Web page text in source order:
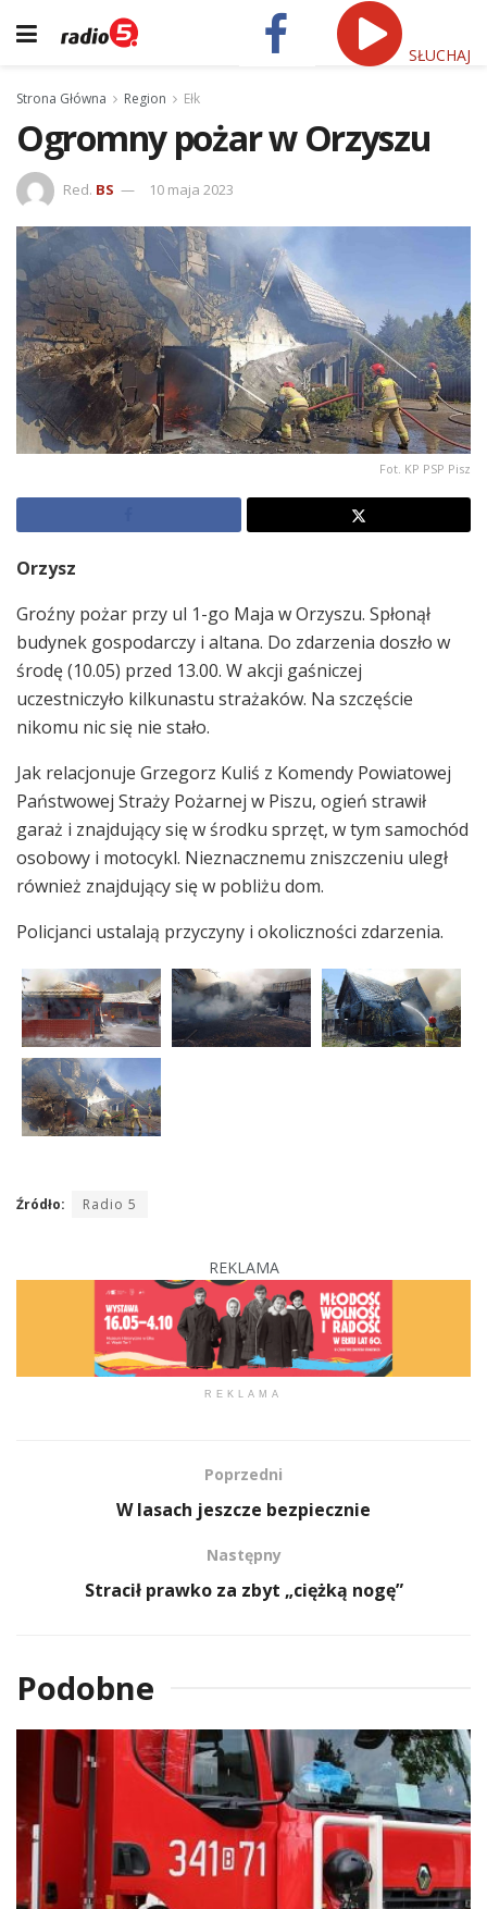
SŁUCHAJ
Strona Główna Region Ełk
Ogromny pożar w Orzyszu
Red. BS 10 maja 2023
Fot. KP PSP Pisz
Orzysz
Groźny pożar przy ul 1-go Maja w Orzyszu. Spłonął
budynek gospodarczy i altana. Do zdarzenia doszło w
środę (10.05) przed 13.00. W akcji gaśniczej
uczestniczyło kilkunastu strażaków. Na szczęście
nikomu nic się nie stało.
Jak relacjonuje Grzegorz Kuliś z Komendy Powiatowej
Państwowej Straży Pożarnej w Piszu, ogień strawił
garaż i znajdujący się w środku sprzęt, w tym samochód
osobowy i motocykl. Nieznacznemu zniszczeniu uległ
również znajdujący się w pobliżu dom.
Policjanci ustalają przyczyny i okoliczności zdarzenia.
Źródło: Radio 5
REKLAMA
REKLAMA
Poprzedni
W lasach jeszcze bezpiecznie
Następny
Stracił prawko za zbyt „ciężką nogę”
Podobne